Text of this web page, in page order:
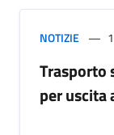
NOTIZIE
Trasporto
per uscita